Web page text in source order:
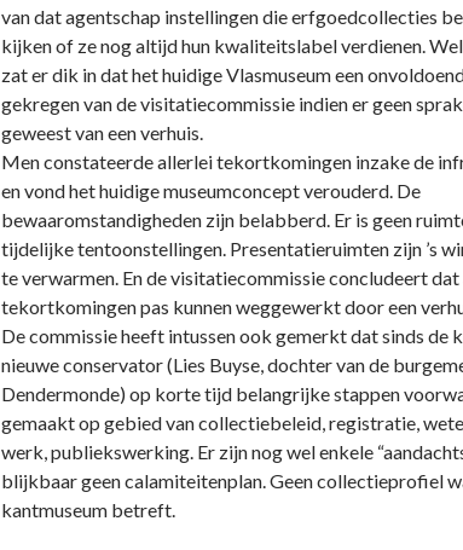
van dat agentschap instellingen die erfgoedcollecties
kijken of ze nog altijd hun kwaliteitslabel verdienen.
zat er dik in dat het huidige Vlasmuseum een
gekregen van de visitatiecommissie indien er geen
geweest van een verhuis.
Men constateerde allerlei tekortkomingen inzake de
en vond het huidige museumconcept verouderd. De
bewaaromstandigheden zijn belabberd. Er is geen
tijdelijke tentoonstellingen. Presentatieruimten zijn ’s
te verwarmen. En de visitatiecommissie concludeert
tekortkomingen pas kunnen weggewerkt door een
De commissie heeft intussen ook gemerkt dat sinds de
nieuwe conservator (Lies Buyse, dochter van de
Dendermonde) op korte tijd belangrijke stappen
gemaakt op gebied van collectiebeleid, registratie,
werk, publiekswerking. Er zijn nog wel enkele
blijkbaar geen calamiteitenplan. Geen collectieprofiel
kantmuseum betreft.